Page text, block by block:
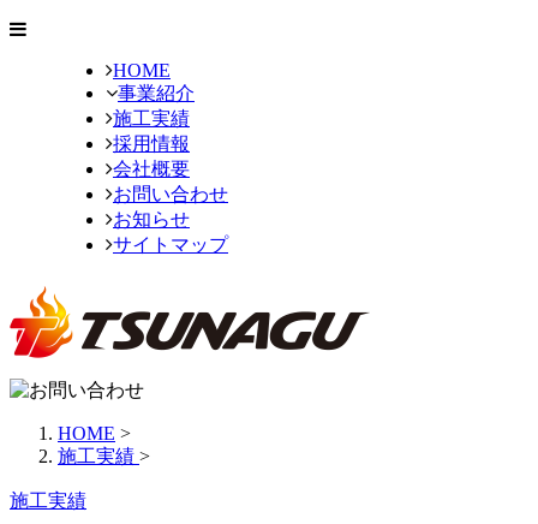
HOME
事業紹介
施工実績
採用情報
会社概要
お問い合わせ
お知らせ
サイトマップ
HOME >
施工実績 >
施工実績